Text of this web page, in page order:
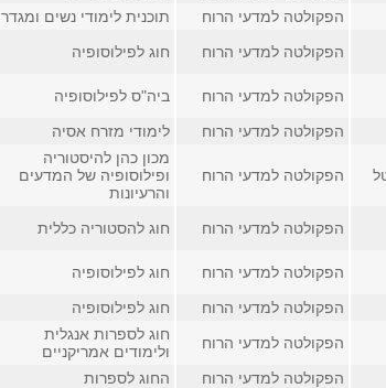
הפקולטה למדעי הרוח
תוכנית לימודי נשים ומגדר
הפקולטה למדעי הרוח חוג לפילוסופיה
הפקולטה למדעי הרוח ביה"ס לפילוסופיה
הפקולטה למדעי הרוח לימודי מזרח אסיה
הפקולטה למדעי הרוח
מכון כהן להיסטוריה
ופילוסופיה של המדעים
והרעיונות
הפקולטה למדעי הרוח חוג להסטוריה כללית
הפקולטה למדעי הרוח חוג לפילוסופיה
הפקולטה למדעי הרוח
חוג לפילוסופיה
הפקולטה למדעי הרוח
חוג לספרות אנגלית
ולימודים אמריקניים
הפקולטה למדעי הרוח
החוג לספרות